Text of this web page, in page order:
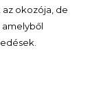
az okozója, de
amelyből